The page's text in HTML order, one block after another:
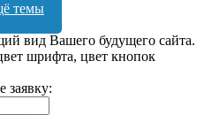
темы
вид Вашего будущего сайта.
шрифта, цвет кнопок
заявку: